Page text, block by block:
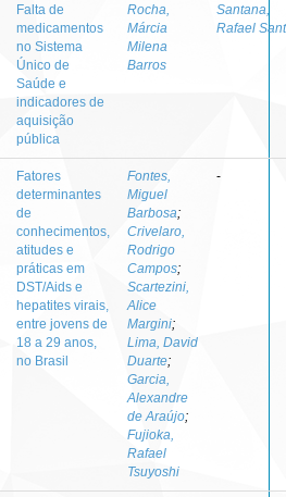
Falta de
medicamentos
no Sistema
Único de
Saúde e
indicadores de
aquisição
pública
Rocha,
Márcia
Milena
Barros
Santana,
Rafael
Fatores
determinantes
de
conhecimentos,
atitudes e
práticas em
DST/Aids e
hepatites virais,
entre jovens de
18 a 29 anos,
no Brasil
Fontes,
Miguel
Barbosa;
Crivelaro,
Rodrigo
Campos;
Scartezini,
Alice
Margini;
Lima, David
Duarte;
Garcia,
Alexandre
de Araújo;
Fujioka,
Rafael
Tsuyoshi
-